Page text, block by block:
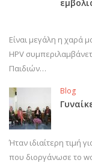
Είναι μεγάλη η χαρά
HPV
Παιδιών…
Blog
Ήταν ιδιαίτερη τιμή
που διοργάνωσε το